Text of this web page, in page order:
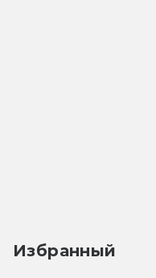
Избранный